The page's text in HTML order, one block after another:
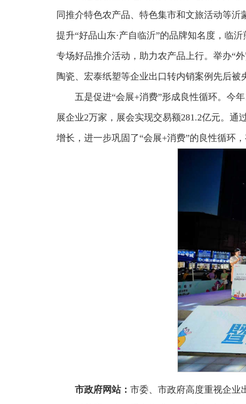
同推介特色农产品、特色集市和文旅活动等
提升“好品山东·产自临沂”的品牌知名度，临
专场好品推介活动，助力农产品上行。举办“
陶瓷、宏泰纸塑等企业出口转内销案例先后被
五是促进“会展+消费”形成良性循环。今
展企业2万家，展会实现交易额281.2亿元。
增长，进一步巩固了“会展+消费”的良性循环
市政府网站： 市委、市政府高度重视企业